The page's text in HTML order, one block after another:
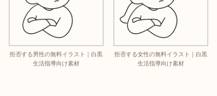
拒否する男性の無料イラスト｜白黒
生活指導向け素材
拒否する女性の無料イラスト｜白黒
生活指導向け素材